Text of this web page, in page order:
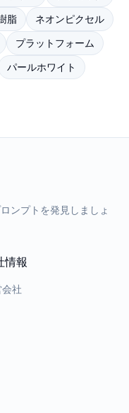
脂
ネオンピクセル
プラットフォーム
パールホワイト
ンプトを発見しましょ
情報
社